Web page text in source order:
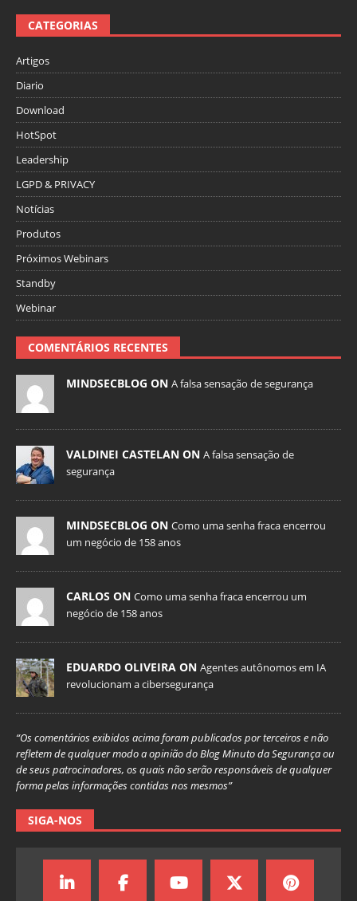
CATEGORIAS
Artigos
Diario
Download
HotSpot
Leadership
LGPD & PRIVACY
Notícias
Produtos
Próximos Webinars
Standby
Webinar
COMENTÁRIOS RECENTES
MINDSECBLOG ON A falsa sensação de segurança
VALDINEI CASTELAN ON A falsa sensação de
segurança
MINDSECBLOG ON Como uma senha fraca encerrou
um negócio de 158 anos
CARLOS ON Como uma senha fraca encerrou um
negócio de 158 anos
EDUARDO OLIVEIRA ON Agentes autônomos em IA
revolucionam a cibersegurança
“Os comentários exibidos acima foram publicados por terceiros e não
refletem de qualquer modo a opinião do Blog Minuto da Segurança ou
de seus patrocinadores, os quais não serão responsáveis de qualquer
forma pelas informações contidas nos mesmos”
SIGA-NOS